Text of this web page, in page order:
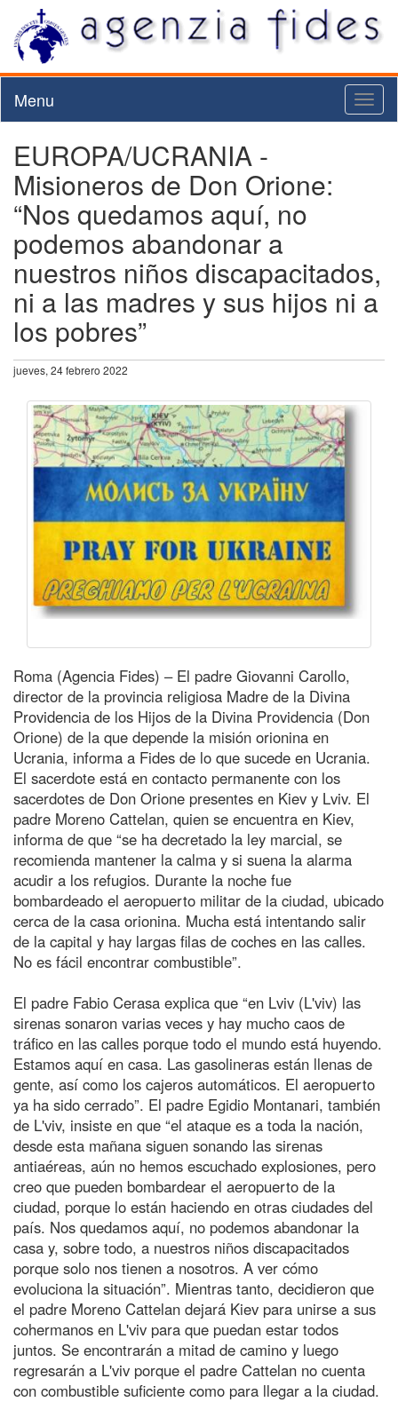
Menu
EUROPA/UCRANIA -
Misioneros de Don Orione:
“Nos quedamos aquí, no
podemos abandonar a
nuestros niños discapacitados,
ni a las madres y sus hijos ni a
los pobres”
jueves, 24 febrero 2022
Roma (Agencia Fides) – El padre Giovanni Carollo,
director de la provincia religiosa Madre de la Divina
Providencia de los Hijos de la Divina Providencia (Don
Orione) de la que depende la misión orionina en
Ucrania, informa a Fides de lo que sucede en Ucrania.
El sacerdote está en contacto permanente con los
sacerdotes de Don Orione presentes en Kiev y Lviv. El
padre Moreno Cattelan, quien se encuentra en Kiev,
informa de que “se ha decretado la ley marcial, se
recomienda mantener la calma y si suena la alarma
acudir a los refugios. Durante la noche fue
bombardeado el aeropuerto militar de la ciudad, ubicado
cerca de la casa orionina. Mucha está intentando salir
de la capital y hay largas filas de coches en las calles.
No es fácil encontrar combustible”.
El padre Fabio Cerasa explica que “en Lviv (L'viv) las
sirenas sonaron varias veces y hay mucho caos de
tráfico en las calles porque todo el mundo está huyendo.
Estamos aquí en casa. Las gasolineras están llenas de
gente, así como los cajeros automáticos. El aeropuerto
ya ha sido cerrado”. El padre Egidio Montanari, también
de L'viv, insiste en que “el ataque es a toda la nación,
desde esta mañana siguen sonando las sirenas
antiaéreas, aún no hemos escuchado explosiones, pero
creo que pueden bombardear el aeropuerto de la
ciudad, porque lo están haciendo en otras ciudades del
país. Nos quedamos aquí, no podemos abandonar la
casa y, sobre todo, a nuestros niños discapacitados
porque solo nos tienen a nosotros. A ver cómo
evoluciona la situación”. Mientras tanto, decidieron que
el padre Moreno Cattelan dejará Kiev para unirse a sus
cohermanos en L'viv para que puedan estar todos
juntos. Se encontrarán a mitad de camino y luego
regresarán a L'viv porque el padre Cattelan no cuenta
con combustible suficiente como para llegar a la ciudad.